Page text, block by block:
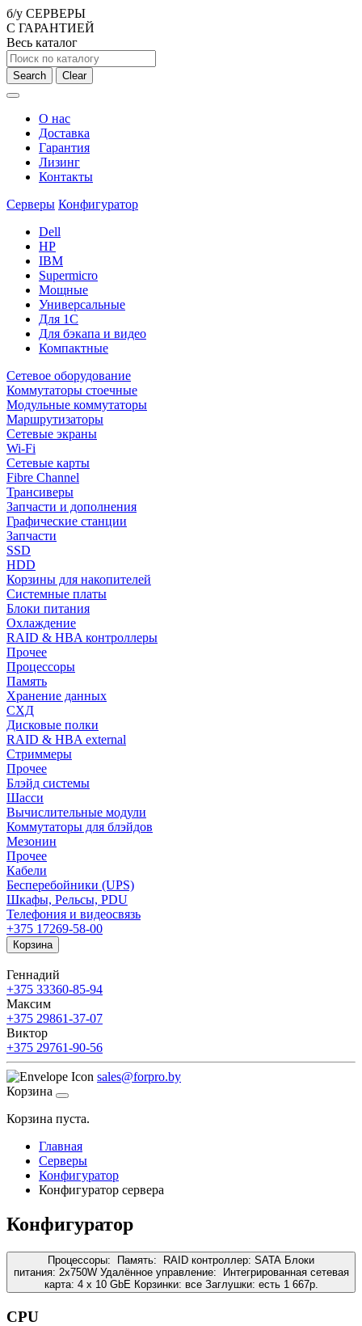
б/у СЕРВЕРЫ
С ГАРАНТИЕЙ
Весь каталог
Search Clear
О нас
Доставка
Гарантия
Лизинг
Контакты
Серверы Конфигуратор
Dell
HP
IBM
Supermicro
Мощные
Универсальные
Для 1С
Для бэкапа и видео
Компактные
Сетевое оборудование
Коммутаторы стоечные
Модульные коммутаторы
Маршрутизаторы
Сетевые экраны
Wi-Fi
Сетевые карты
Fibre Channel
Трансиверы
Запчасти и дополнения
Графические станции
Запчасти
SSD
HDD
Корзины для накопителей
Системные платы
Блоки питания
Охлаждение
RAID & HBA контроллеры
Прочее
Процессоры
Память
Хранение данных
СХД
Дисковые полки
RAID & HBA external
Стриммеры
Прочее
Блэйд системы
Шасси
Вычислительные модули
Коммутаторы для блэйдов
Мезонин
Прочее
Кабели
Бесперебойники (UPS)
Шкафы, Рельсы, PDU
Телефония и видеосвязь
+375 17269-58-00
Корзина
Геннадий
+375 33360-85-94
Максим
+375 29861-37-07
Виктор
+375 29761-90-56
sales@forpro.by
Корзина
Корзина пуста.
Главная
Серверы
Конфигуратор
Конфигуратор сервера
Конфигуратор
Процессоры: Память: RAID контроллер: SATA Блоки
питания: 2x750W Удалённое управление:
Интегрированная сетевая
карта: 4 x 10 GbE Корзинки: все Заглушки: есть 1 667р.
CPU